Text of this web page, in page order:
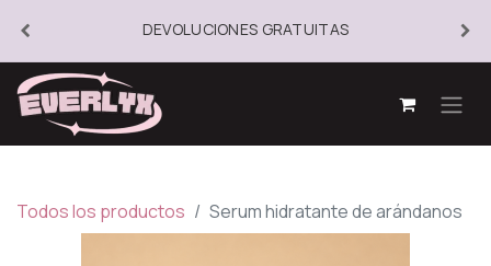
DEVOLUCIONES GRATUITAS
Todos los productos Serum hidratante de arándanos